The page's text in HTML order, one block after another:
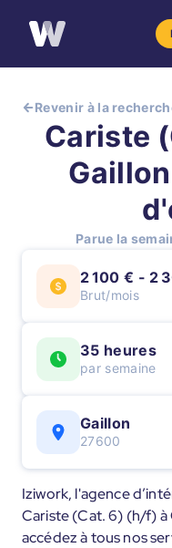
Revenir à la
Cariste
Parue la
2 100 € - 2
Brut/mois
35 heures
par semaine
Gaillon
27600
Iziwork, l'agence
Cariste (Cat. 6) (h/f) à
accédez à tous nos